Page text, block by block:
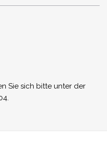
Sie sich bitte unter der